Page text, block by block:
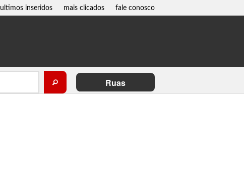
ultimos inseridos mais clicados fale conosco
Ruas